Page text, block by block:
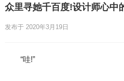
众里寻她千百度!设计师心中
发布于 2020年3月19日
“哇!”